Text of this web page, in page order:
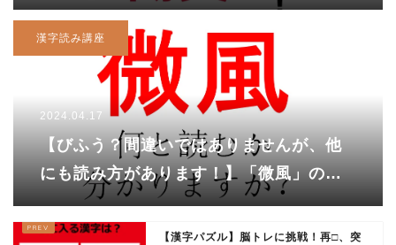
漢字読み講座
2024.04.17
【びふう？間違いではありませんが、他
にも読み方があります！】「微風」の読
み方は？
【漢字パズル】脳トレに挑戦！再□、突